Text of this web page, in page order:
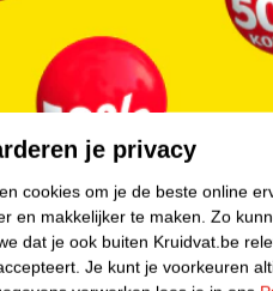
die meebeweegt met je nagels om
je met de speciale kwast je nagellak
je privacy
cookies om je de beste online
en makkelijker te maken. Zo
dat je ook buiten Kruidvat.be
Je kunt je voorkeuren